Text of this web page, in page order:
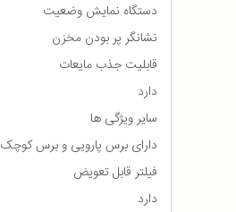
دستگاه نمایش وضعیت
نشانگر پر بودن مخزن
قابلیت جذب مایعات
دارد
سایر ویژگی ها
دارای برس پارویی و برس کوچک
فیلتر قابل تعویض
دارد